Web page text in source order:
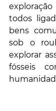
todos
bens
sob o
explorar
fósseis